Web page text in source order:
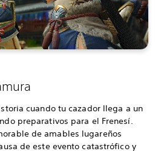
cuando tu cazador llega a un
preparativos para el Frenesí.
de amables lugareños
de este evento catastrófico y